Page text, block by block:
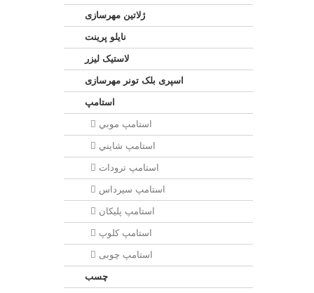
ژلاتين مهرسازی
نایلو پرینت
لاستیک لیزر
اسپری بلک تونر مهرسازی
استامپ
استامپ موبي
استامپ شايني
استامپ ترودات
استامپ سيرداس
استامپ پلیکان
استامپ کلوپ
استامپ چوبی
چسب